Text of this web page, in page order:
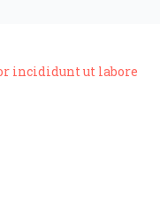
incididunt ut labore